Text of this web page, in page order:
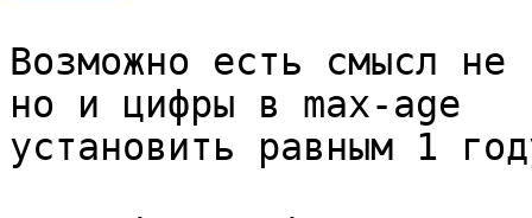
Возможно есть смысл
но и цифры в max-age
установить равным 1